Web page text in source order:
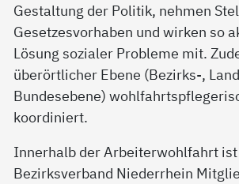
Gestaltung der Politik, nehmen
Gesetzesvorhaben und wirken so
Lösung sozialer Probleme mit.
überörtlicher Ebene (Bezirks-,
Bundesebene)
koordiniert.
Innerhalb der Arbeiterwohlfahrt
Bezirksverband Niederrhein